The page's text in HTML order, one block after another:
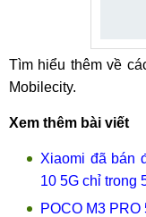
Tìm hiểu thêm về
Mobilecity.
Xem thêm bài viết
Xiaomi đã bán
10 5G chỉ trong
POCO M3